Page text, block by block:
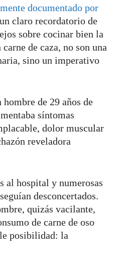
documentado por
claro recordatorio de
sobre cocinar bien la
de caza, no son una
sino un imperativo
de 29 años de
síntomas
dolor muscular
reveladora
al hospital y numerosas
desconcertados.
quizás vacilante,
de carne de oso
posibilidad: la